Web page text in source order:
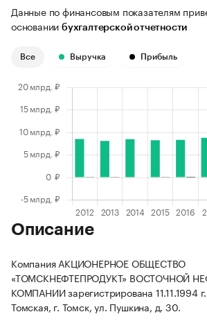
Данные по финансовым показателям
основании бухгалтерской отчетности
Все Выручка Прибыль
Описание
Компания АКЦИОНЕРНОЕ ОБЩЕСТВО
«ТОМСКНЕФТЕПРОДУКТ» ВОСТОЧНОЙ
КОМПАНИИ зарегистрирована 11.11.1994
Томская, г. Томск, ул. Пушкина, д. 30.